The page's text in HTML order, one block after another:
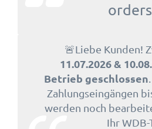
🚨Liebe Kunden!
11.07.2026 &
Betrieb geschlossen
Zahlungseingängen
werden noch
Ihr WDB-